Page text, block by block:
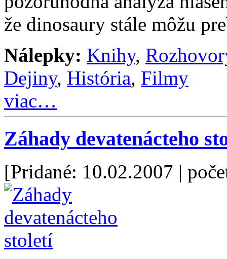
že dinosaury stále môžu
Nálepky: Knihy,
Dejiny, História, Filmy
viac…
Záhady devatenácteho
[Pridané: 10.02.2007 |